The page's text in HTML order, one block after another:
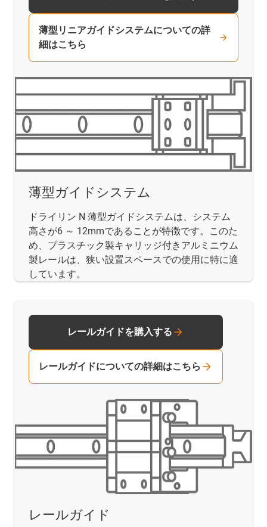
薄型ガイドシステム
ドライリン N 薄型ガイドシステムは、システム
高さが6 ～ 12mmであることが特徴です。このた
め、プラスチック製キャリッジ付きアルミニウム
製レールは、狭い設置スペースでの使用に特に適
しています。
薄型リニアガイドシステムについての詳
細はこちら
レールガイド
レールガイドを購入する
レールガイドについての詳細はこちら